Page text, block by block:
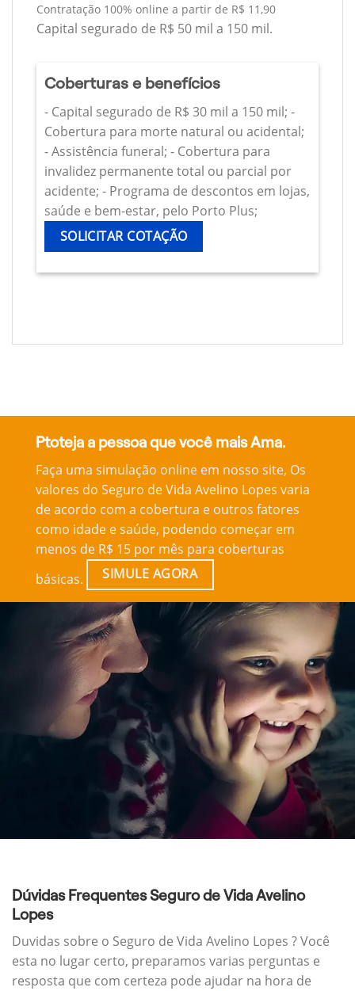
Contratação 100% online a partir de R$ 11,90
Capital segurado de R$ 50 mil a 150 mil.
Coberturas e benefícios
- Capital segurado de R$ 30 mil a 150 mil; -
Cobertura para morte natural ou acidental;
- Assistência funeral; - Cobertura para
invalidez permanente total ou parcial por
acidente; - Programa de descontos em lojas,
saúde e bem-estar, pelo Porto Plus;
SOLICITAR COTAÇÃO
Ptoteja a pessoa que você mais Ama.
Faça uma simulação online em nosso site, Os
valores do Seguro de Vida Avelino Lopes varia
de acordo com a cobertura e outros fatores
como idade e saúde, podendo começar em
menos de R$ 15 por mês para coberturas
básicas.
SIMULE AGORA
Dúvidas Frequentes Seguro de Vida Avelino
Lopes
Duvidas sobre o Seguro de Vida Avelino Lopes ? Você
esta no lugar certo, preparamos varias perguntas e
resposta que com certeza pode ajudar na hora de